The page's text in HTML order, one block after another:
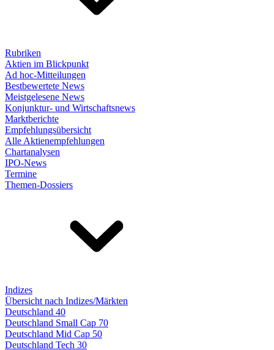
Rubriken
Aktien im Blickpunkt
Ad hoc-Mitteilungen
Bestbewertete News
Meistgelesene News
Konjunktur- und Wirtschaftsnews
Marktberichte
Empfehlungsübersicht
Alle Aktienempfehlungen
Chartanalysen
IPO-News
Termine
Themen-Dossiers
Indizes
Übersicht nach Indizes/Märkten
Deutschland 40
Deutschland Small Cap 70
Deutschland Mid Cap 50
Deutschland Tech 30